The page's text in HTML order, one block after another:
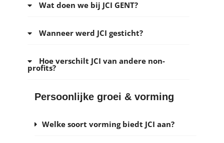
Wat doen we bij JCI GENT?
Wanneer werd JCI gesticht?
Hoe verschilt JCI van andere non-
profits?
Persoonlijke groei & vorming
Welke soort vorming biedt JCI aan?